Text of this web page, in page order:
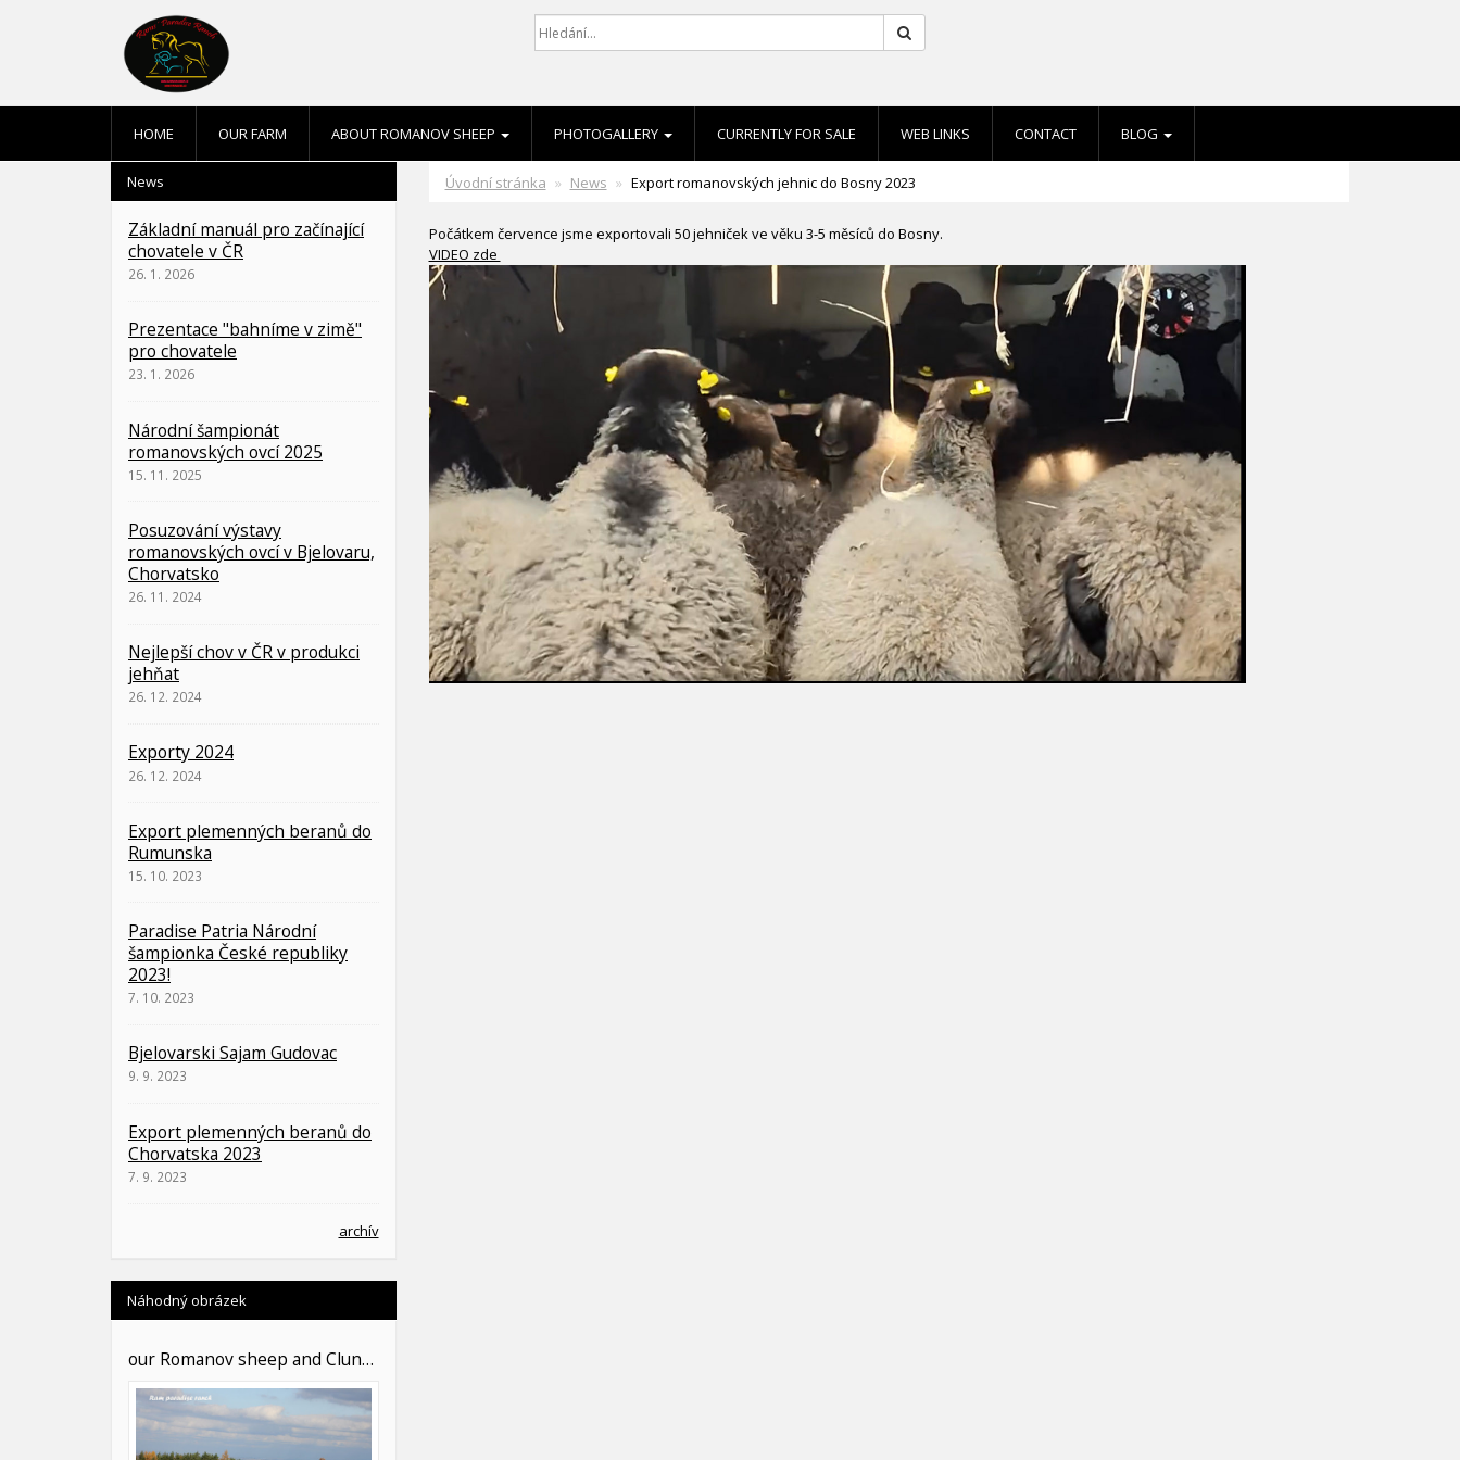
HOME OUR FARM ABOUT ROMANOV SHEEP PHOTOGALLERY CURRENTLY FOR SALE WEB LINKS CONTACT BLOG
Úvodní stránka News Export romanovských jehnic do Bosny 2023
Počátkem července jsme exportovali 50 jehniček ve věku 3-5 měsíců do Bosny.
VIDEO zde
News
Základní manuál pro začínající
chovatele v ČR
26. 1. 2026
Prezentace "bahníme v zimě"
pro chovatele
23. 1. 2026
Národní šampionát
romanovských ovcí 2025
15. 11. 2025
Posuzování výstavy
romanovských ovcí v Bjelovaru,
Chorvatsko
26. 11. 2024
Nejlepší chov v ČR v produkci
jehňat
26. 12. 2024
Exporty 2024
26. 12. 2024
Export plemenných beranů do
Rumunska
15. 10. 2023
Paradise Patria Národní
šampionka České republiky
2023!
7. 10. 2023
Bjelovarski Sajam Gudovac
9. 9. 2023
Export plemenných beranů do
Chorvatska 2023
7. 9. 2023
archív
Náhodný obrázek
our Romanov sheep and Clun…